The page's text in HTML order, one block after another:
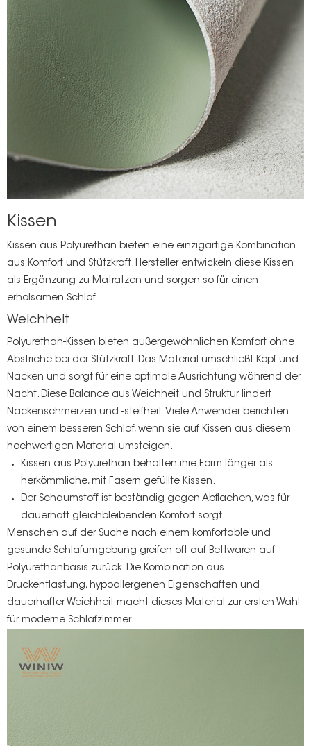
Kissen
Kissen aus Polyurethan bieten eine einzigartige Kombination
aus Komfort und Stützkraft. Hersteller entwickeln diese Kissen
als Ergänzung zu Matratzen und sorgen so für einen
erholsamen Schlaf.
Weichheit
Polyurethan-Kissen bieten außergewöhnlichen Komfort ohne
Abstriche bei der Stützkraft. Das Material umschließt Kopf und
Nacken und sorgt für eine optimale Ausrichtung während der
Nacht. Diese Balance aus Weichheit und Struktur lindert
Nackenschmerzen und -steifheit. Viele Anwender berichten
von einem besseren Schlaf, wenn sie auf Kissen aus diesem
hochwertigen Material umsteigen.
Kissen aus Polyurethan behalten ihre Form länger als
herkömmliche, mit Fasern gefüllte Kissen.
Der Schaumstoff ist beständig gegen Abflachen, was für
dauerhaft gleichbleibenden Komfort sorgt.
Menschen auf der Suche nach einem komfortable und
gesunde Schlafumgebung greifen oft auf Bettwaren auf
Polyurethanbasis zurück. Die Kombination aus
Druckentlastung, hypoallergenen Eigenschaften und
dauerhafter Weichheit macht dieses Material zur ersten Wahl
für moderne Schlafzimmer.